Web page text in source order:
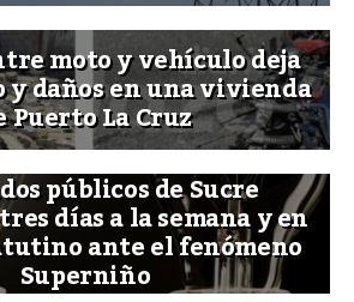
moto y vehículo deja
daños en una vivienda
Puerto La Cruz
públicos de Sucre
días a la semana y en
ante el fenómeno
Superniño